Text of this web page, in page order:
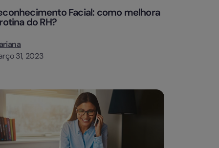
Facial: como melhora
do RH?
31, 2023